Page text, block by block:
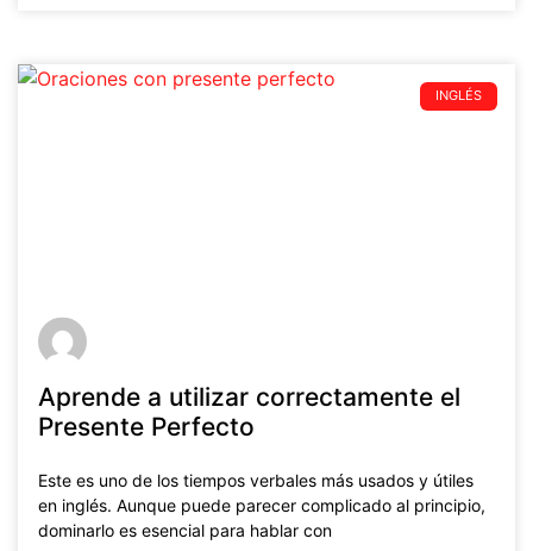
INGLÉS
Aprende a utilizar correctamente el
Presente Perfecto
Este es uno de los tiempos verbales más usados y útiles
en inglés. Aunque puede parecer complicado al principio,
dominarlo es esencial para hablar con